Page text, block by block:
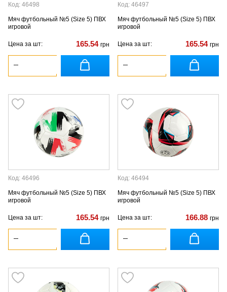
Код: 46498
Мяч футбольный №5 (Size 5) ПВХ
игровой
Цена за шт: 165.54 грн
Код: 46497
Мяч футбольный №5 (Size 5) ПВХ
игровой
Цена за шт: 165.54 грн
Код: 46496
Мяч футбольный №5 (Size 5) ПВХ
игровой
Цена за шт: 165.54 грн
Код: 46494
Мяч футбольный №5 (Size 5) ПВХ
игровой
Цена за шт: 166.88 грн